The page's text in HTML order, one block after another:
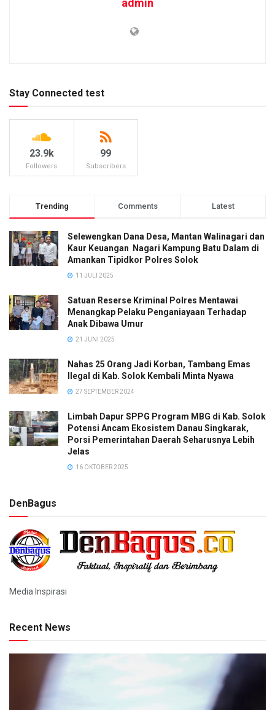
Stay Connected test
23.9k
Followers
99
Subscribers
Trending Comments Latest
Selewengkan Dana Desa, Mantan Walinagari dan
Kaur Keuangan Nagari Kampung Batu Dalam di
Amankan Tipidkor Polres Solok
11 JULI 2025
Satuan Reserse Kriminal Polres Mentawai
Menangkap Pelaku Penganiayaan Terhadap
Anak Dibawa Umur
21 JUNI 2025
Nahas 25 Orang Jadi Korban, Tambang Emas
Ilegal di Kab. Solok Kembali Minta Nyawa
27 SEPTEMBER 2024
Limbah Dapur SPPG Program MBG di Kab. Solok
Potensi Ancam Ekosistem Danau Singkarak,
Porsi Pemerintahan Daerah Seharusnya Lebih
Jelas
16 OKTOBER 2025
DenBagus
Media Inspirasi
Recent News